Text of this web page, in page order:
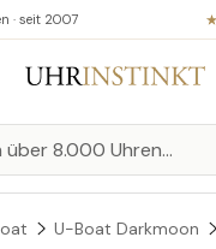
· seit 2007
U-Boat Darkmoon